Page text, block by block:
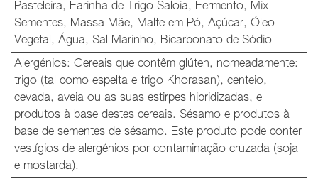
Pasteleira, Farinha de Trigo Saloia, Fermento, Mix
Sementes, Massa Mãe, Malte em Pó, Açúcar, Óleo
Vegetal , Água, Sal Marinho, Bicarbonato de Sódio
Alergénios: Cereais que contêm glúten, nomeadamente:
trigo (tal como espelta e trigo Khorasan), centeio,
cevada, aveia ou as suas estirpes hibridizadas, e
produtos à base destes cereais. Sésamo e produtos à
base de sementes de sésamo. Este produto pode conter
vestígios de alergénios por contaminação cruzada (soja
e mostarda).